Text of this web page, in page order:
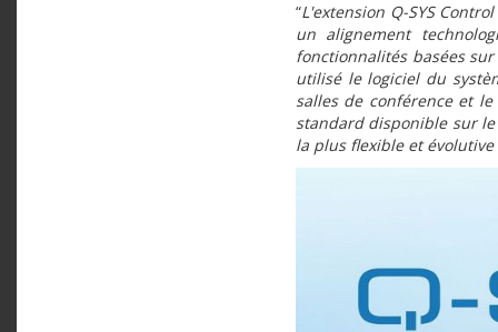
“L'extension Q-SYS
un alignement
fonctionnalités basées
utilisé le logiciel du
salles de conférence et
standard disponible sur
la plus flexible et